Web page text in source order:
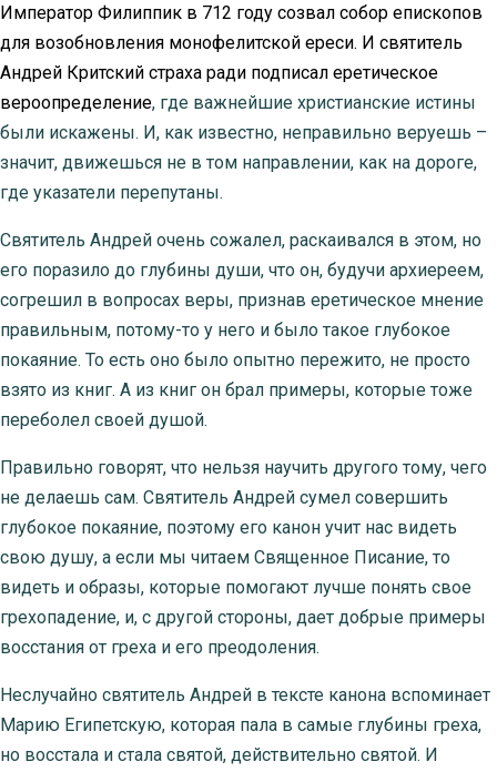
Император Филиппик в 712 году созвал собор епископов
для возобновления монофелитской ереси. И святитель
Андрей Критский страха ради подписал еретическое
вероопределение, где важнейшие христианские истины
были искажены. И, как известно, неправильно веруешь –
значит, движешься не в том направлении, как на дороге,
где указатели перепутаны.
Святитель Андрей очень сожалел, раскаивался в этом, но
его поразило до глубины души, что он, будучи архиереем,
согрешил в вопросах веры, признав еретическое мнение
правильным, потому-то у него и было такое глубокое
покаяние. То есть оно было опытно пережито, не просто
взято из книг. А из книг он брал примеры, которые тоже
переболел своей душой.
Правильно говорят, что нельзя научить другого тому, чего
не делаешь сам. Святитель Андрей сумел совершить
глубокое покаяние, поэтому его канон учит нас видеть
свою душу, а если мы читаем Священное Писание, то
видеть и образы, которые помогают лучше понять свое
грехопадение, и, с другой стороны, дает добрые примеры
восстания от греха и его преодоления.
Неслучайно святитель Андрей в тексте канона вспоминает
Марию Египетскую, которая пала в самые глубины греха,
но восстала и стала святой, действительно святой. И